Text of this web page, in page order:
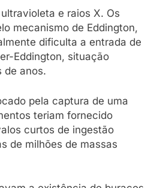
e raios X. Os
mecanismo de Eddington,
dificulta a entrada de
Eddington, situação
de anos.
pela captura de uma
teriam fornecido
curtos de ingestão
de milhões de massas